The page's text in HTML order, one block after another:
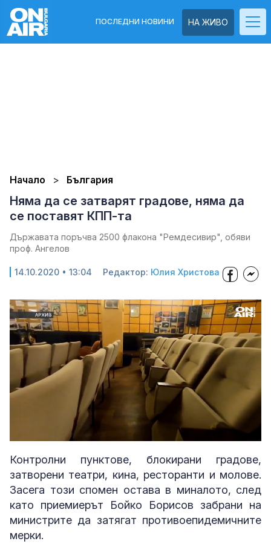
НА ЖИВО
ПОСЛЕДНИ НОВИНИ
Начало България
Няма да се затварят градове, няма да
се поставят КПП-та
Държавата поръчва 2500 флакона "Ремдесивир", обяви
проф. Ангелов
14.10.2020 • 13:04 Редактор: Юлия Христова
Контролни пунктове, блокирани градове,
затворени театри, кина, ресторанти и молове.
Засега този спомен остава в миналото, след
като приемиерът Бойко Борисов забрани на
министрите да затягат противоепидемичните
мерки.